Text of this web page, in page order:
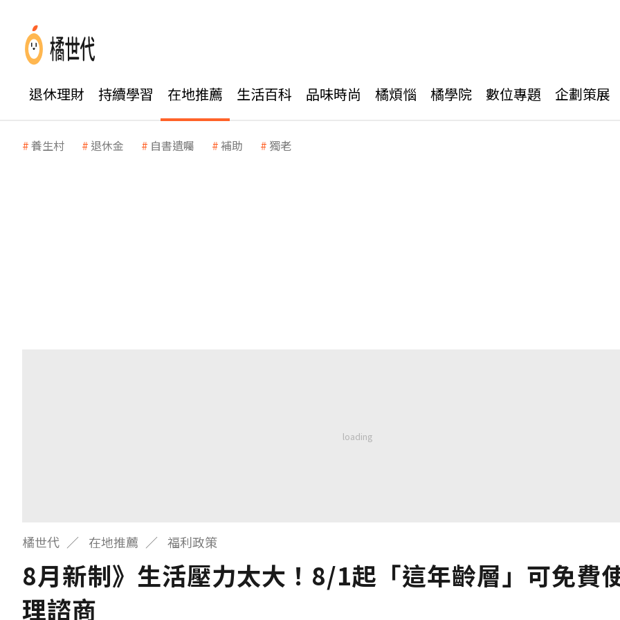
退休理財 持續學習 在地推薦 生活百科 品味時尚 橘煩惱 橘學院 數位專題 企劃策展
養生村 退休金 自書遺囑 補助 獨老
橘世代 在地推薦 福利政策
8月新制》生活壓力太大！8/1起「這年齡層」可免費
理諮商